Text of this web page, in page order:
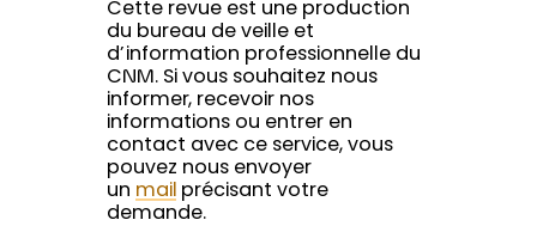
Cette revue est une production
du bureau de veille et
d’information professionnelle du
CNM. Si vous souhaitez nous
informer, recevoir nos
informations ou entrer en
contact avec ce service, vous
pouvez nous envoyer
un mail précisant votre
demande.